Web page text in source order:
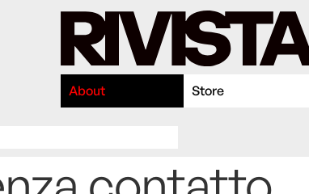
About Store